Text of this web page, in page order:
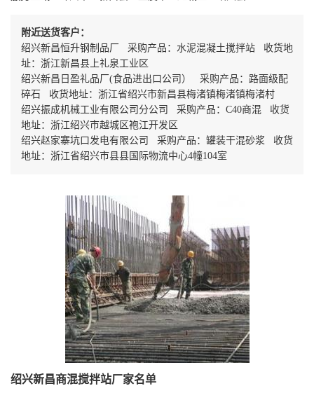
附近送货客户：
绍兴新昌恒升钢制品厂 采购产品：水泥混凝土搅拌站 收货地
址：浙江新昌县上礼泉工业区
绍兴新昌日盈礼品厂(食品进出口公司） 采购产品：路面级配
碎石 收货地址：浙江省绍兴市新昌县梅渚镇梅渚镇梅渚村
绍兴振成机械工业有限公司分公司 采购产品：C40商混 收货
地址：浙江绍兴市越城区袍江开发区
绍兴赵家寨坑口发电有限公司 采购产品：罐装干混砂浆 收货
地址：浙江省绍兴市县县国际物流中心4幢104室
绍兴新昌商混搅拌站厂家名单